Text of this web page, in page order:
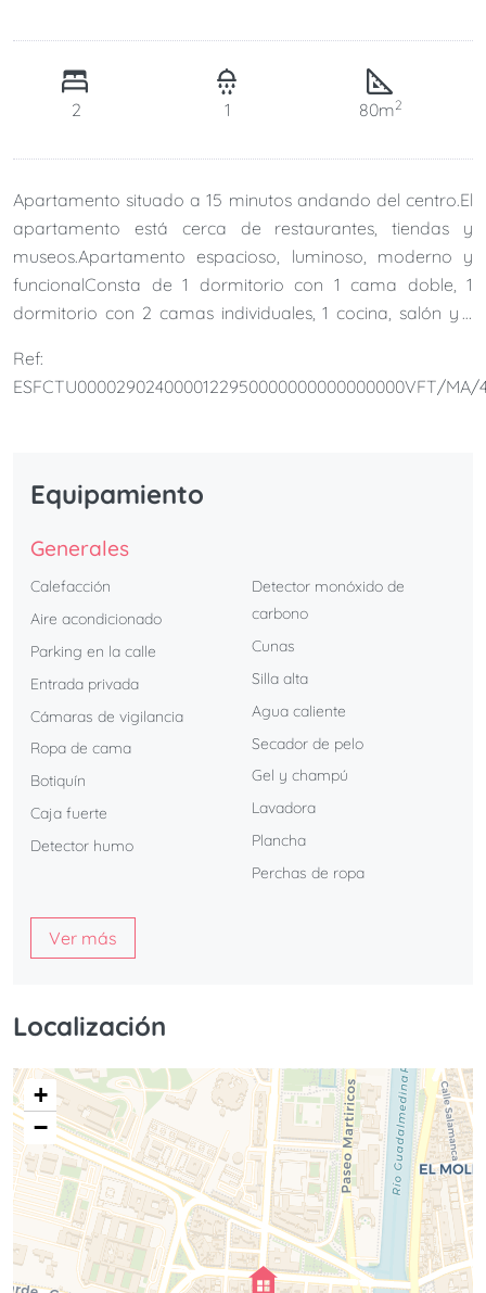
2 1 80m2
Apartamento situado a 15 minutos andando del centro.El
apartamento está cerca de restaurantes, tiendas y
museos.Apartamento espacioso, luminoso, moderno y
funcionalConsta de 1 dormitorio con 1 cama doble, 1
dormitorio con 2 camas individuales, 1 cocina, salón y 1
Ref:
ESFCTU0000290240000122950000000000000000VFT/MA/
Equipamiento
Generales
Calefacción
Aire acondicionado
Parking en la calle
Entrada privada
Cámaras de vigilancia
Ropa de cama
Botiquín
Caja fuerte
Detector humo
Detector monóxido de
carbono
Cunas
Silla alta
Agua caliente
Secador de pelo
Gel y champú
Lavadora
Plancha
Perchas de ropa
Ver más
Localización
+
−